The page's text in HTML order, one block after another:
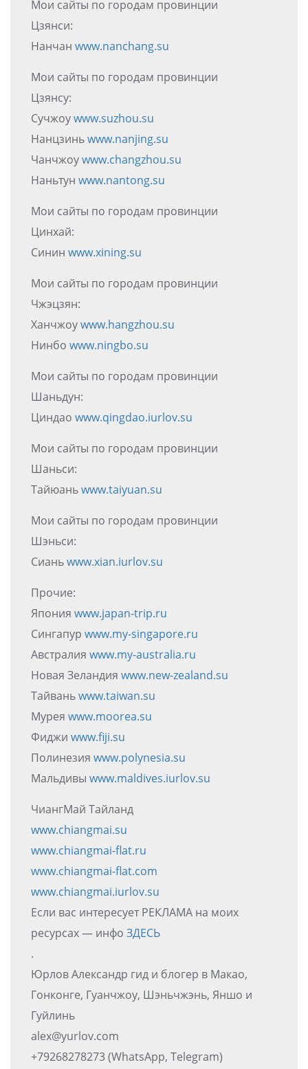
Мои сайты по городам провинции
Цзянси:
Нанчан www.nanchang.su
Мои сайты по городам провинции
Цзянсу:
Сучжоуwww.suzhou.su
Нанцзиньwww.nanjing.su
Чанчжоуwww.changzhou.su
Наньтун www.nantong.su
Мои сайты по городам провинции
Цинхай:
Синин www.xining.su
Мои сайты по городам провинции
Чжэцзян:
Ханчжоуwww.hangzhou.su
Нинбо www.ningbo.su
Мои сайты по городам провинции
Шаньдун:
Циндао www.qingdao.iurlov.su
Мои сайты по городам провинции
Шаньси:
Тайюаньwww.taiyuan.su
Мои сайты по городам провинции
Шэньси:
Сианьwww.xian.iurlov.su
Прочие:
Япония www.japan-trip.ru
Сингапур www.my-singapore.ru
Австралия www.my-australia.ru
Новая Зеландия www.new-zealand.su
Тайваньwww.taiwan.su
Мурея www.moorea.su
Фиджи www.fiji.su
Полинезия www.polynesia.su
Мальдивы www.maldives.iurlov.su
ЧиангМай Тайланд
www.chiangmai.su
www.chiangmai-flat.ru
www.chiangmai-flat.com
www.chiangmai.iurlov.su
Если вас интересует РЕКЛАМА на моих
ресурсах — инфо ЗДЕСЬ
.
Юрлов Александр гид и блогер в Макао,
Гонконге, Гуанчжоу, Шэньчжэнь, Яншо и
Гуйлинь
alex@yurlov.com
+79268278273 (WhatsApp, Telegram)